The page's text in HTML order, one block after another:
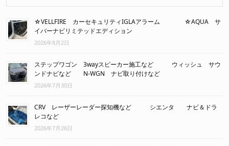
☆VELLFIRE カーセキュリティIGLAアラーム ☆AQUA サ
イバーナビリミテッドエディション
2026年8月2日
ステップワゴン 3wayスピーカー施工など ウィッシュ サウ
ンドナビなど N-WGN ナビ取り付けなど
2026年7月30日
CRV レーザーレーダー探知機など シエンタ ナビ＆ドラ
レコなど
2026年7月26日